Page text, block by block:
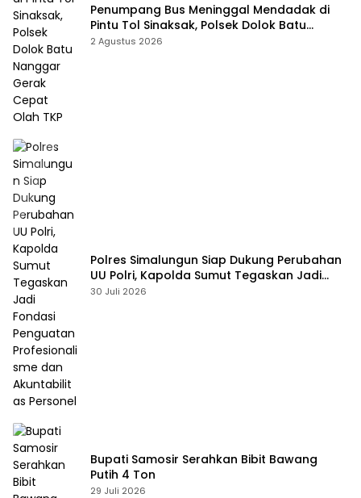
Penumpang Bus Meninggal Mendadak di
Pintu Tol Sinaksak, Polsek Dolok Batu
Nanggar Gerak Cepat Olah TKP
2 Agustus 2026
Polres Simalungun Siap Dukung Perubahan
UU Polri, Kapolda Sumut Tegaskan Jadi
Fondasi Penguatan Profesionalisme dan
30 Juli 2026
Bupati Samosir Serahkan Bibit Bawang
Putih 4 Ton
29 Juli 2026